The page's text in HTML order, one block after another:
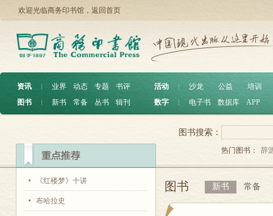
欢迎光临商务印书馆， 返回首页
资讯 ︱ 业界 动态 专题
书评
图书
︱ 新书 常备 丛书 辑刊
活动 沙龙 公益
培训
数字
电子书 数据库 APP
《红楼梦》十讲
布哈拉史
图书搜索：
热门图书： 辞
图书 新书 常备